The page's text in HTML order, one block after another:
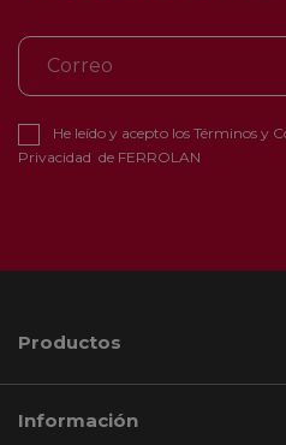
He leído y acepto los Términos y
Privacidad de FERROLAN
Productos
Información